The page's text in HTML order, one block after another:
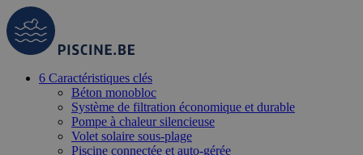
6 Caractéristiques clés
Béton monobloc
Système de filtration économique et durable
Pompe à chaleur silencieuse
Volet solaire sous-plage
Piscine connectée et auto-gérée